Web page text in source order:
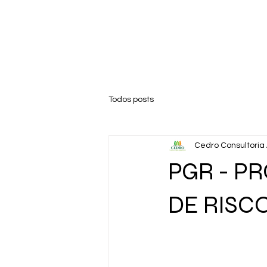
Todos posts
PGR -
DE
Cedro